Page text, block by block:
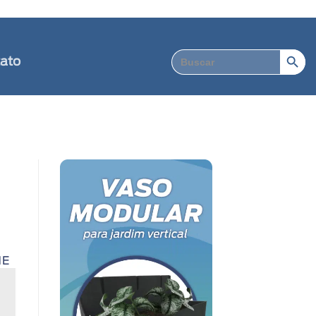
Search
for:
Search Button